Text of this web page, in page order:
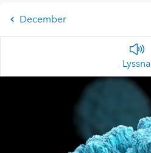
December
Lyssna